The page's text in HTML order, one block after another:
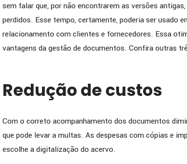
sem falar que, por não encontrarem as versões
perdidos. Esse tempo, certamente, poderia ser usado
relacionamento com clientes e fornecedores. Essa
vantagens da gestão de documentos. Confira outras
Redução de custos
Com o correto acompanhamento dos documentos
que pode levar a multas. As despesas com cópias e
escolhe a digitalização do acervo.